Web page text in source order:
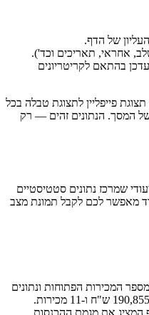
של הדף.
אחראי, תאריכים וכד').
בהתאם לקריטריונים
תצוגת פייפליין לתצוגת טבלה בכל
המסך. הנתונים זהים — רק
שמרכז נתונים סטטיסטיים
מאפשר לכם לקבל תמונת מצב
המכירות הפתוחות ונתונים
את מגמת ההכנסות